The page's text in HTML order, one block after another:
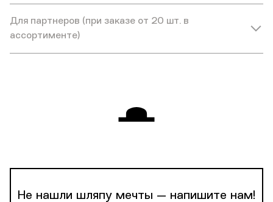
Для партнеров (при заказе от 20 шт. в
ассортименте)
Не нашли шляпу мечты — напишите нам!